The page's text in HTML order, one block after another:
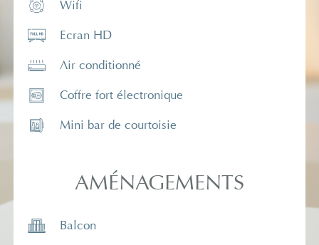
Wifi
Ecran HD
Air conditionné
Coffre fort électronique
Mini bar de courtoisie
AMÉNAGEMENTS
Balcon